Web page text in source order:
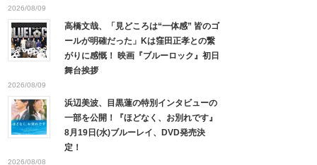
2026/08/09
高橋文哉、「見どころは“一体感” 皆のゴ
ールが明確だった」Kは窪田正孝との繋
がりに感慨！ 映画『ブルーロック』初日
舞台挨拶
2026/08/09
浜辺美波、目黒蓮の特別インタビューの
一部を公開！『ほどなく、お別れです』
8月19日(水)ブルーレイ、DVD発売決
定！
2026/08/08